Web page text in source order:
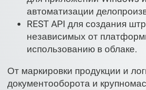
автоматизации
REST API для создания
независимых от
использованию в облаке.
От маркировки продукции и
документооборота и